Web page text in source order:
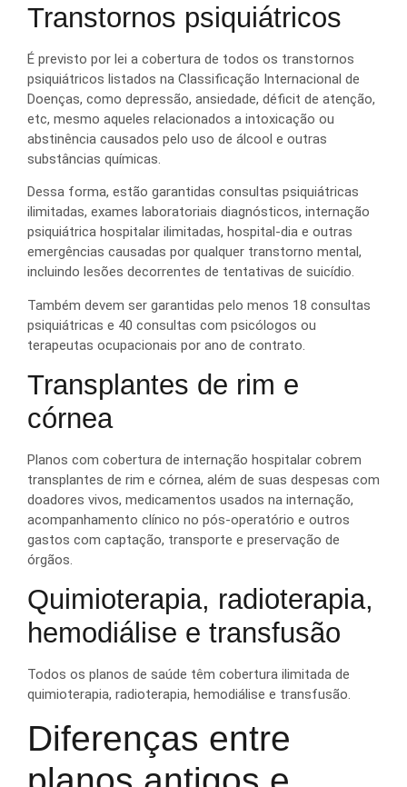
Transtornos psiquiátricos
É previsto por lei a cobertura de todos os transtornos
psiquiátricos listados na Classificação Internacional de
Doenças, como depressão, ansiedade, déficit de atenção,
etc, mesmo aqueles relacionados a intoxicação ou
abstinência causados pelo uso de álcool e outras
substâncias químicas.
Dessa forma, estão garantidas consultas psiquiátricas
ilimitadas, exames laboratoriais diagnósticos, internação
psiquiátrica hospitalar ilimitadas, hospital-dia e outras
emergências causadas por qualquer transtorno mental,
incluindo lesões decorrentes de tentativas de suicídio.
Também devem ser garantidas pelo menos 18 consultas
psiquiátricas e 40 consultas com psicólogos ou
terapeutas ocupacionais por ano de contrato.
Transplantes de rim e
córnea
Planos com cobertura de internação hospitalar cobrem
transplantes de rim e córnea, além de suas despesas com
doadores vivos, medicamentos usados na internação,
acompanhamento clínico no pós-operatório e outros
gastos com captação, transporte e preservação de
órgãos.
Quimioterapia, radioterapia,
hemodiálise e transfusão
Todos os planos de saúde têm cobertura ilimitada de
quimioterapia, radioterapia, hemodiálise e transfusão.
Diferenças entre